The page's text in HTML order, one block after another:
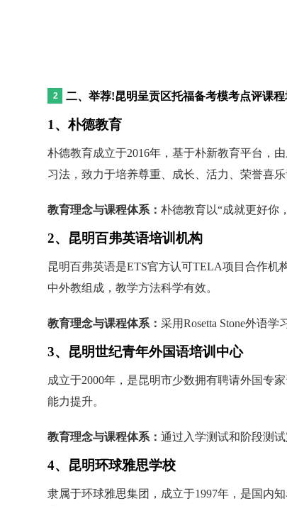
二、举荐!昆明呈贡区托福备考模考点评课
1、朴德教育
朴德教育成立于2016年，基于朴新教育平台，
习法，致力于培养尊重、成长、活力、荣誉喜乐
教育理念与课程体系：朴德教育以“成就更好你
2、昆明百弗英语培训机构
昆明百弗英语是ETS官方认可TELA项目合作机
中外教组成，教学方法科学有效。
教育理念与课程体系：采用Rosetta Stone外语
3、昆明世纪青年外国语培训中心
成立于2000年，是昆明市少数拥有聘请外国专
能力提升。
教育理念与课程体系：通过入学测试和阶段测
4、昆明环球雅思学校
隶属于环球雅思集团，成立于1997年，是国内